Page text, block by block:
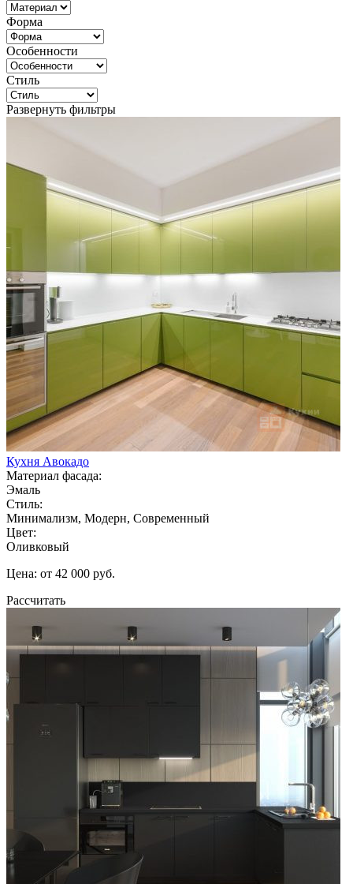
Форма
Особенности
Стиль
Развернуть фильтры
Кухня Авокадо
Материал фасада:
Эмаль
Стиль:
Минимализм, Модерн, Современный
Цвет:
Оливковый
Цена: от 42 000 руб.
Рассчитать